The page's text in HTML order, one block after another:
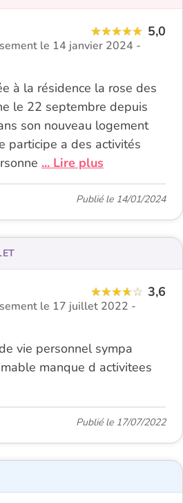
5,0
le 14 janvier 2024 -
à la résidence la rose des
le 22 septembre depuis
son nouveau logement
participe a des activités
... Lire plus
Publié le 14/01/2024
3,6
le 17 juillet 2022 -
vie personnel sympa
manque d activitees
Publié le 17/07/2022